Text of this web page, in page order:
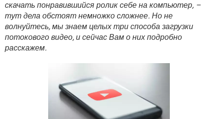
YANDEX
WINDOWS 10 ВКОНТАКТЕ
ВИДЕО
YANDEX
FACEBOOK ИГРЫ
WINDOWS 10 ВКОНТАКТЕ
ВИДЕО
скачать понравившийся ролик себе на компьютер, –
тут дела обстоят немножко сложнее. Но не
волнуйтесь, мы знаем целых три способа загрузки
потокового видео, и сейчас Вам о них подробно
расскажем.